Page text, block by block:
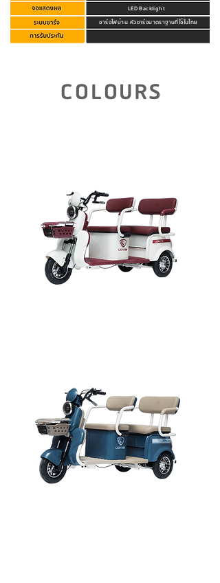
LED Backlight
ชาร์จไฟบ้าน หัวชาร์จมาตราฐานที่ใช้ในไทย
COLOURS